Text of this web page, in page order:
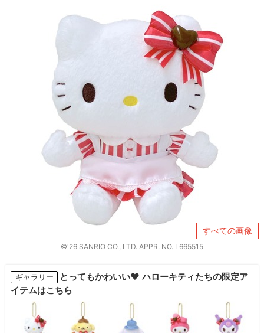
すべての画像
©'26 SANRIO CO., LTD. APPR. NO. L665515
ギャラリー
とってもかわいい♥ ハローキティたちの限定ア
イテムはこちら